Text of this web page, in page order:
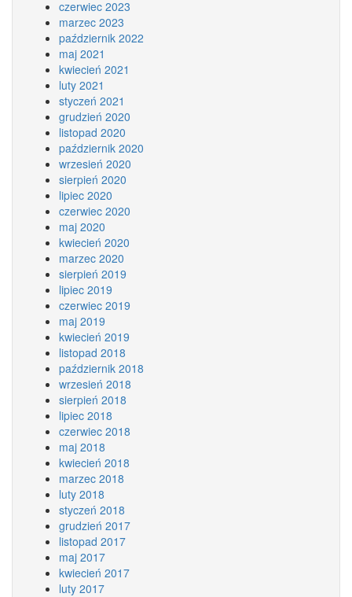
czerwiec 2023
marzec 2023
październik 2022
maj 2021
kwiecień 2021
luty 2021
styczeń 2021
grudzień 2020
listopad 2020
październik 2020
wrzesień 2020
sierpień 2020
lipiec 2020
czerwiec 2020
maj 2020
kwiecień 2020
marzec 2020
sierpień 2019
lipiec 2019
czerwiec 2019
maj 2019
kwiecień 2019
listopad 2018
październik 2018
wrzesień 2018
sierpień 2018
lipiec 2018
czerwiec 2018
maj 2018
kwiecień 2018
marzec 2018
luty 2018
styczeń 2018
grudzień 2017
listopad 2017
maj 2017
kwiecień 2017
luty 2017